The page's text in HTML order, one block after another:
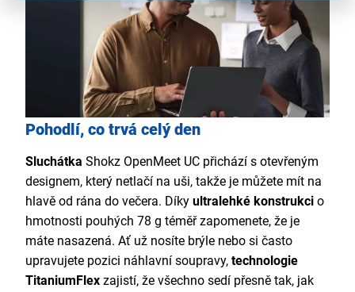
Pohodlí, co trvá celý den
Sluchátka Shokz OpenMeet UC přichází s otevřeným
designem, který netlačí na uši, takže je můžete mít na
hlavě od rána do večera. Díky ultralehké konstrukci o
hmotnosti pouhých 78 g téměř zapomenete, že je
máte nasazená. Ať už nosíte brýle nebo si často
upravujete pozici náhlavní soupravy, technologie
TitaniumFlex zajistí, že všechno sedí přesně tak, jak